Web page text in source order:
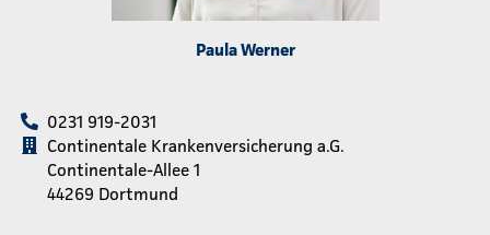
Paula Werner
0231 919-2031
Continentale Krankenversicherung a.G.
Continentale-Allee 1
44269 Dortmund